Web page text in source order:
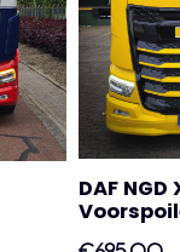
DAF NGD